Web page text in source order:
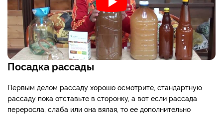
Посадка рассады
Первым делом рассаду хорошо осмотрите, стандартную
рассаду пока отставьте в сторонку, а вот если рассада
переросла, слаба или она вялая, то ее дополнительно